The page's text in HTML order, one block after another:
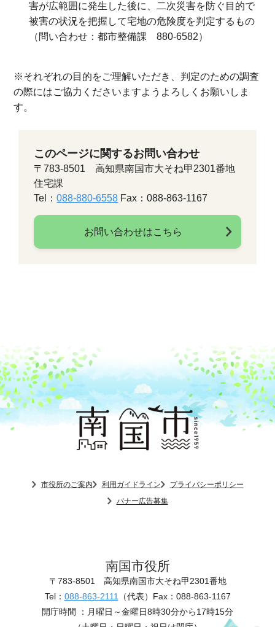
害が広範囲に発生した後に、二次災害を防ぐ目的で
被害の状況を把握して宅地の危険度を判定するもの
（問い合わせ：都市整備課 880-6582）
※それぞれの目的をご理解いただき、判定のための調査
の際にはご協力くださいますようよろしくお願いしま
す。
このページに関するお問い合わせ
〒783-8501 高知県南国市大そね甲2301番地
住宅課
Tel：088-880-6558 Fax：088-863-1167
お問い合わせはこちら
市役所のご案内 利用ガイドライン
プライバシーポリシー
バナー広告募集
南国市役所
〒783-8501 高知県南国市大そね甲2301番地
Tel： 088-863-2111 （代表） Fax：088-863-1167
開庁時間 ： 月曜日～金曜日8時30分から17時15分